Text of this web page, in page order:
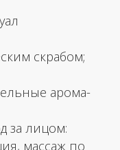
6 000 р.
тела,